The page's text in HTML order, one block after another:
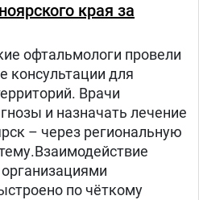
края за
офтальмологи провели
консультации для
Врачи
и назначать лечение
– через региональную
по чёткому